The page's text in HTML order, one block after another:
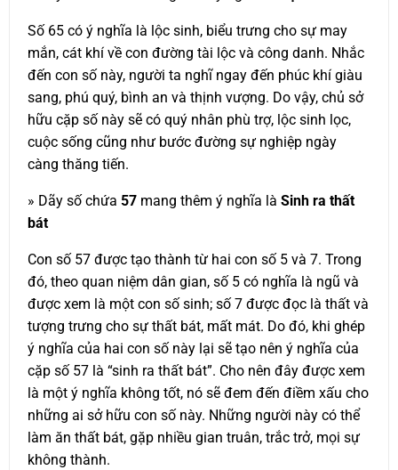
Số 65 có ý nghĩa là lộc sinh, biểu trưng cho sự may
mắn, cát khí về con đường tài lộc và công danh. Nhắc
đến con số này, người ta nghĩ ngay đến phúc khí giàu
sang, phú quý, bình an và thịnh vượng. Do vậy, chủ sở
hữu cặp số này sẽ có quý nhân phù trợ, lộc sinh lọc,
cuộc sống cũng như bước đường sự nghiệp ngày
càng thăng tiến.
» Dãy số chứa 57 mang thêm ý nghĩa là Sinh ra thất
bát
Con số 57 được tạo thành từ hai con số 5 và 7. Trong
đó, theo quan niệm dân gian, số 5 có nghĩa là ngũ và
được xem là một con số sinh; số 7 được đọc là thất và
tượng trưng cho sự thất bát, mất mát. Do đó, khi ghép
ý nghĩa của hai con số này lại sẽ tạo nên ý nghĩa của
cặp số 57 là “sinh ra thất bát”. Cho nên đây được xem
là một ý nghĩa không tốt, nó sẽ đem đến điềm xấu cho
những ai sở hữu con số này. Những người này có thể
làm ăn thất bát, gặp nhiều gian truân, trắc trở, mọi sự
không thành.